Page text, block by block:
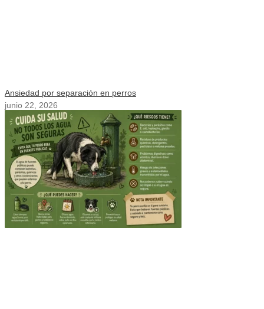
Ansiedad por separación en perros
junio 22, 2026